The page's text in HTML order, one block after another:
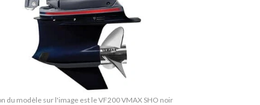
du modèle sur l'image est le VF200 VMAX SHO noir